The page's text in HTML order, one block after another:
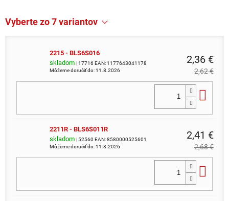
Vyberte zo 7 variantov
2215 - BLS6S016
skladom
| 17716 EAN:1177643041178
Môžeme doručiť do:11.8.2026
2,36 €
2,62 €
2211R - BLS6S011R
skladom | 52560 EAN:8580000525601
Môžeme doručiť do:11.8.2026
2,41 €
2,68 €